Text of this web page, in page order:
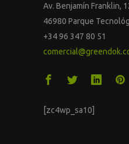
Av. Benjamín Franklin,
46980 Parque
+34 96 347 80 51
[zc4wp_sa10]